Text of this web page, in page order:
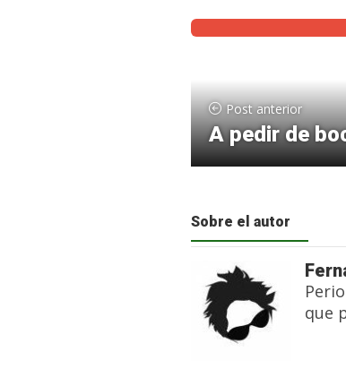
Post anterior
A pedir de
Sobre el autor
que